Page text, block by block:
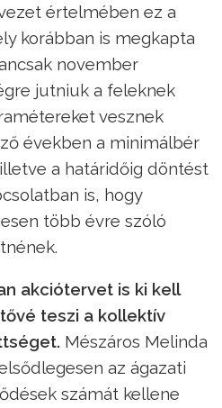
értelmében ez a
korábban is megkapta
november
jutniuk a feleknek
vesznek
években a minimálbér
a határidőig döntést
is, hogy
több évre szóló
akciótervet is ki kell
teszi a kollektív
Mészáros Melinda
az ágazati
számát kellene